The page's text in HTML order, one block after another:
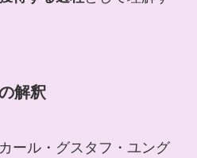
解釈
ール・グスタフ・ユング